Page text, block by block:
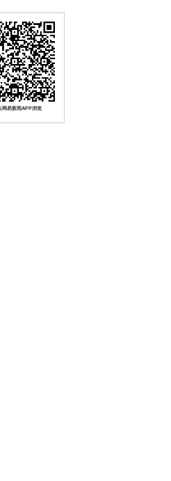
网易新闻APP浏览